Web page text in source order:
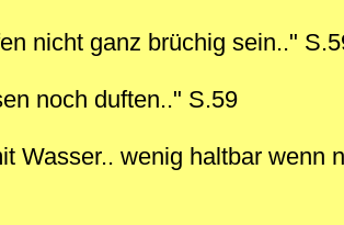
nicht ganz brüchig sein.."
noch duften.." S.59
Wasser.. wenig haltbar wenn